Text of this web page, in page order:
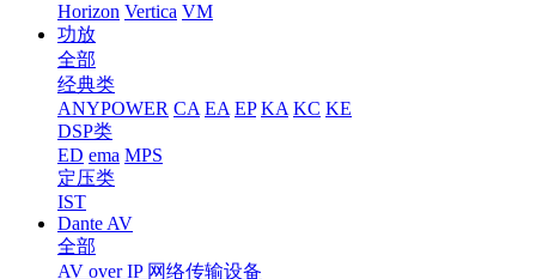
Horizon Vertica VM
功放
全部
经典类
ANYPOWER CA EA EP KA KC KE
DSP类
ED ema MPS
定压类
IST
Dante AV
全部
AV over IP 网络传输设备